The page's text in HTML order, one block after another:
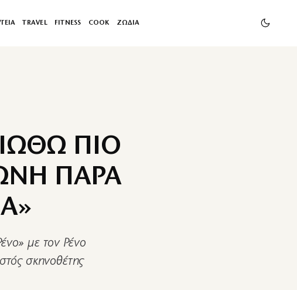
TRAVEL FITNESS COOK ΖΩΔΙΑ
ΠΙΟ
ΠΑΡΑ
με τον Ρένο
σκηνοθέτης